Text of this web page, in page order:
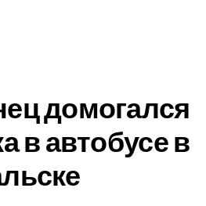
домогался
в автобусе в